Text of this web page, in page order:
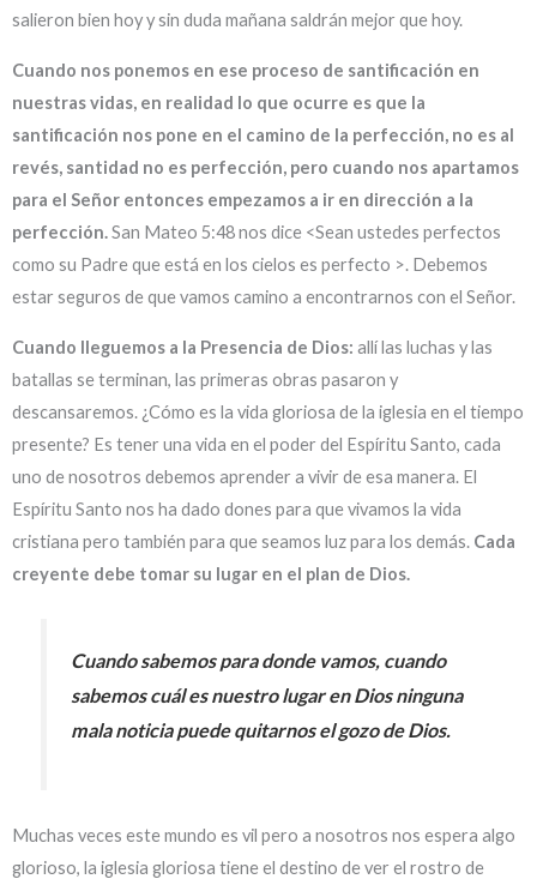
salieron bien hoy y sin duda mañana saldrán mejor que hoy.
Cuando nos ponemos en ese proceso de santificación en
nuestras vidas, en realidad lo que ocurre es que la
santificación nos pone en el camino de la perfección, no es al
revés, santidad no es perfección, pero cuando nos apartamos
para el Señor entonces empezamos a ir en dirección a la
perfección.San Mateo 5:48 nos dice <Sean ustedes perfectos
como su Padre que está en los cielos es perfecto >. Debemos
estar seguros de que vamos camino a encontrarnos con el Señor.
Cuando lleguemos a la Presencia de Dios: allí las luchas y las
batallas se terminan, las primeras obras pasaron y
descansaremos. ¿Cómo es la vida gloriosa de la iglesia en el tiempo
presente? Es tener una vida en el poder del Espíritu Santo, cada
uno de nosotros debemos aprender a vivir de esa manera. El
Espíritu Santo nos ha dado dones para que vivamos la vida
cristiana pero también para que seamos luz para los demás. Cada
creyente debe tomar su lugar en el plan de Dios.
Cuando sabemos para donde vamos, cuando
sabemos cuál es nuestro lugar en Dios ninguna
mala noticia puede quitarnos el gozo de Dios.
Muchas veces este mundo es vil pero a nosotros nos espera algo
glorioso, la iglesia gloriosa tiene el destino de ver el rostro de